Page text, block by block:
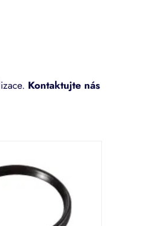
Kontaktujte nás